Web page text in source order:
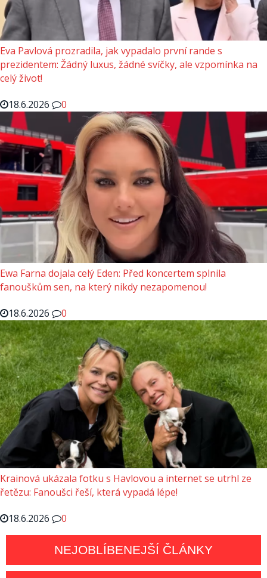
Eva Pavlová prozradila, jak vypadalo první rande s
prezidentem: Žádný luxus, žádné svíčky, ale vzpomínka na
celý život!
18.6.2026
0
Ewa Farna dojala celý Eden: Před koncertem splnila
fanouškům sen, na který nikdy nezapomenou!
18.6.2026
0
Krainová ukázala fotku s Havlovou a internet se utrhl ze
řetězu: Fanoušci řeší, která vypadá lépe!
18.6.2026
0
NEJOBLÍBENEJŠÍ ČLÁNKY